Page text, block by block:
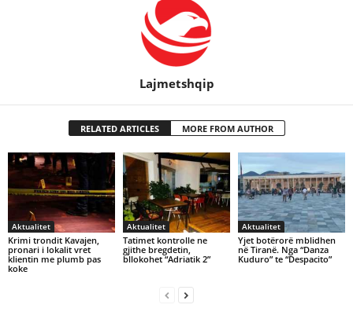
Lajmetshqip
RELATED ARTICLES MORE FROM AUTHOR
Aktualitet
Krimi trondit Kavajen,
pronari i lokalit vret
klientin me plumb pas
koke
Aktualitet
Tatimet kontrolle ne
gjithe bregdetin,
bllokohet “Adriatik 2”
Aktualitet
Yjet botërorë mblidhen
në Tiranë. Nga “Danza
Kuduro” te “Despacito”